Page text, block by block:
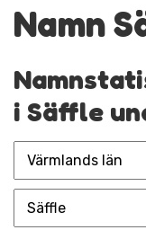
Namn
i Säffle